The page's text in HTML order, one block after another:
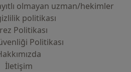
olmayan uzman/hekimler
politikası
Politikası
Politikası
İletişim